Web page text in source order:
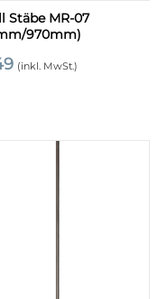
Stäbe MR-07
970mm)
(inkl. MwSt.)